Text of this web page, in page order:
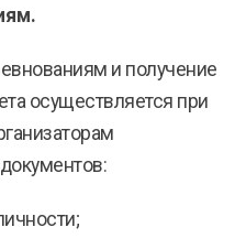
и получение
осуществляется при